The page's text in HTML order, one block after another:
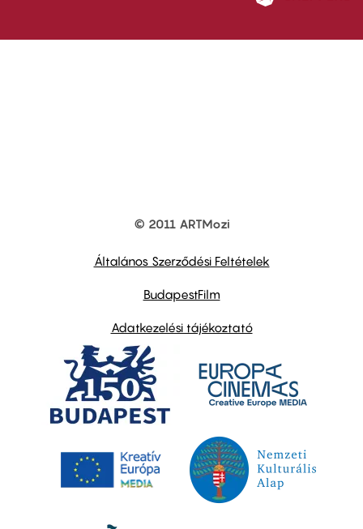
© 2011 ARTMozi
Általános Szerződési Feltételek
BudapestFilm
Adatkezelési tájékoztató